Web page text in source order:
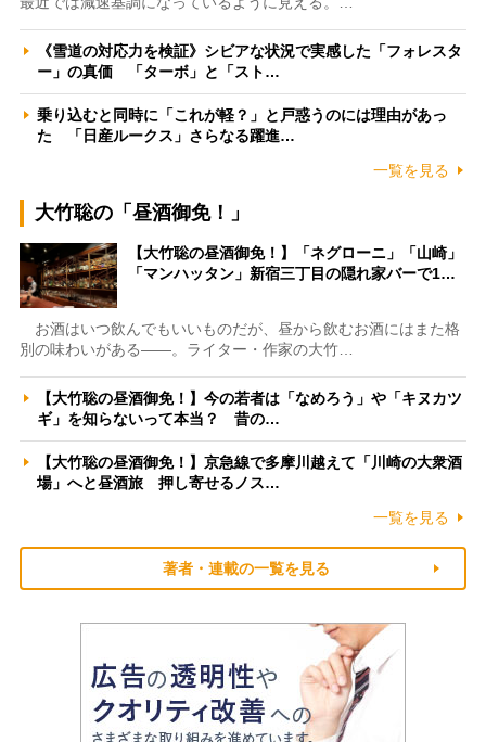
《雪道の対応力を検証》シビアな状況で実感した「フォレスタ
ー」の真価 「ターボ」と「スト…
乗り込むと同時に「これが軽？」と戸惑うのには理由があっ
た 「日産ルークス」さらなる躍進…
一覧を見る
大竹聡の「昼酒御免！」
【大竹聡の昼酒御免！】「ネグローニ」「山崎」
「マンハッタン」新宿三丁目の隠れ家バーで1…
お酒はいつ飲んでもいいものだが、昼から飲むお酒にはまた格
別の味わいがある――。ライター・作家の大竹…
【大竹聡の昼酒御免！】今の若者は「なめろう」や「キヌカツ
ギ」を知らないって本当？ 昔の…
【大竹聡の昼酒御免！】京急線で多摩川越えて「川崎の大衆酒
場」へと昼酒旅 押し寄せるノス…
一覧を見る
著者・連載の一覧を見る